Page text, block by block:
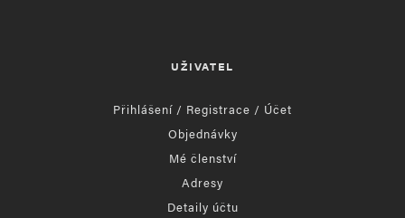
UŽIVATEL
Přihlášení / Registrace / Účet
Objednávky
Mé členství
Adresy
Detaily účtu